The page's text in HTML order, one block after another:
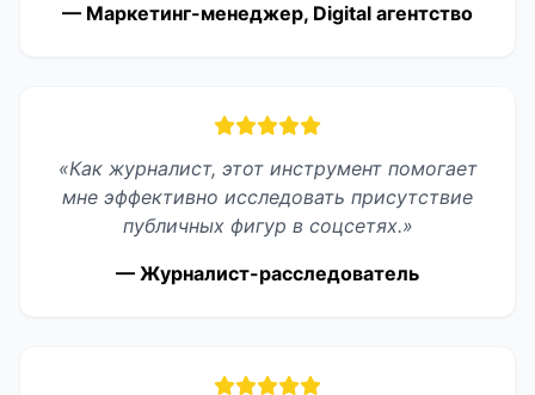
— Маркетинг-менеджер, Digital агентство
«Как журналист, этот инструмент помогает
мне эффективно исследовать присутствие
публичных фигур в соцсетях.»
— Журналист-расследователь